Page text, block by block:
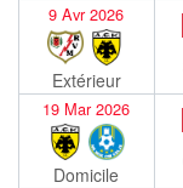
9 Avr 2026
Extérieur
19 Mar 2026
Domicile